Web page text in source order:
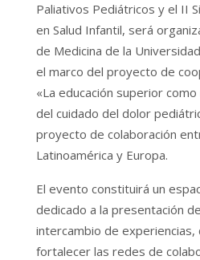
Paliativos Pediátricos y el II
en Salud Infantil, será
de Medicina de la
el marco del proyecto de
«La educación superior
del cuidado del dolor
proyecto de colaboración
Latinoamérica y Europa.
El evento constituirá un
dedicado a la presentación
intercambio de
fortalecer las redes de